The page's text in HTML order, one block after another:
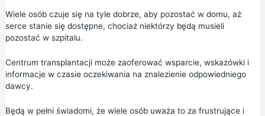
Wiele osób czuje się na tyle dobrze, aby pozostać w domu, aż
serce stanie się dostępne, chociaż niektórzy będą musieli
pozostać w szpitalu.
Centrum transplantacji może zaoferować wsparcie, wskazówki i
informacje w czasie oczekiwania na znalezienie odpowiedniego
dawcy.
Będą w pełni świadomi, że wiele osób uważa to za frustrujące i